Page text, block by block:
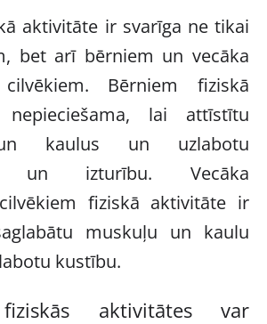
aktivitāte ir svarīga ne tikai
bet arī bērniem un vecāka
cilvēkiem. Bērniem fiziskā
lai attīstītu
kaulus un uzlabotu
un izturību. Vecāka
fiziskā aktivitāte ir
muskuļu un kaulu
kustību.
fiziskās aktivitātes var